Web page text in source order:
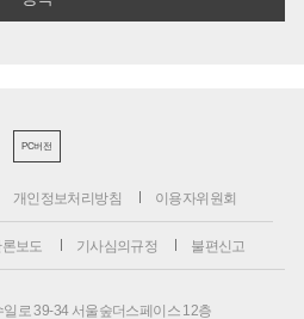
PC버전
개인정보처리방침 이용자위원회
론보도 기사심의규정 불편신고
로 39-34 서울숲더스페이스 12층